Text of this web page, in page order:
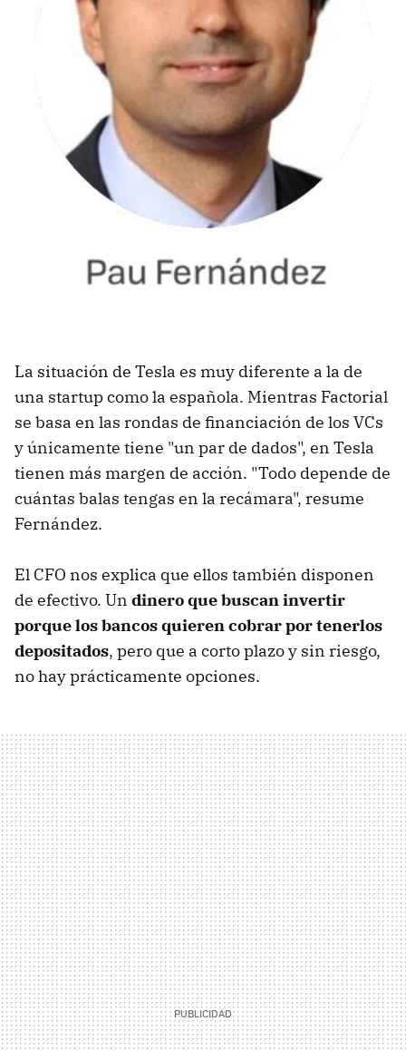
La situación de Tesla es muy diferente a la de
una startup como la española. Mientras Factorial
se basa en las rondas de financiación de los VCs
y únicamente tiene "un par de dados", en Tesla
tienen más margen de acción. "Todo depende de
cuántas balas tengas en la recámara", resume
Fernández.
El CFO nos explica que ellos también disponen
de efectivo. Un dinero que buscan invertir
porque los bancos quieren cobrar por tenerlos
depositados, pero que a corto plazo y sin riesgo,
no hay prácticamente opciones.